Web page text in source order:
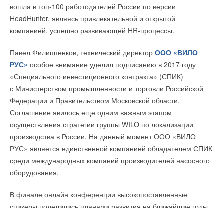
вошла в топ-100 работодателей России по версии
HeadHunter, являясь привлекательной и открытой
компанией, успешно развивающей HR-процессы.
Павел Филиппенков, технический директор ООО «ВИЛО
РУС» особое внимание уделил подписанию в 2017 году
«Специального инвестиционного контракта» (СПИК)
с Министерством промышленности и торговли Российской
Федерации и Правительством Московской области.
Соглашение явилось еще одним важным этапом
осуществления стратегии группы WILO по локализации
производства в России. На данный момент ООО «ВИЛО
РУС» является единственной компанией обладателем СПИК
среди международных компаний производителей насосного
оборудования.
В финале онлайн конференции высокопоставленные
спикеры поделились планами развития на ближайшие годы.
Добавить комментарий